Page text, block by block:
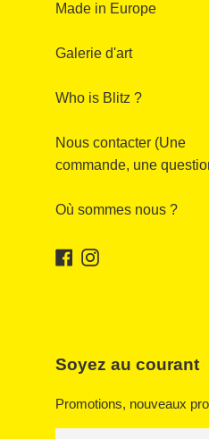
Made in Europe
Galerie d'art
Who is Blitz ?
Nous contacter (Une
commande, une
Où sommes nous ?
Facebook
Instagram
Soyez au courant
Promotions, nouveaux